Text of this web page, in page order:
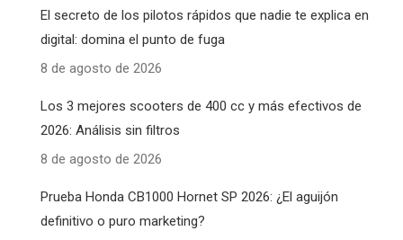
El secreto de los pilotos rápidos que nadie te explica en
digital: domina el punto de fuga
8 de agosto de 2026
Los 3 mejores scooters de 400 cc y más efectivos de
2026: Análisis sin filtros
8 de agosto de 2026
Prueba Honda CB1000 Hornet SP 2026: ¿El aguijón
definitivo o puro marketing?